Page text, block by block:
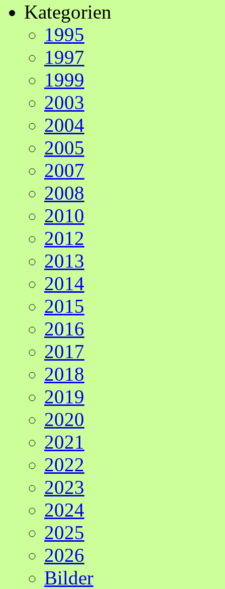
Kategorien
1995
1997
1999
2003
2004
2005
2007
2008
2010
2012
2013
2014
2015
2016
2017
2018
2019
2020
2021
2022
2023
2024
2025
2026
Bilder